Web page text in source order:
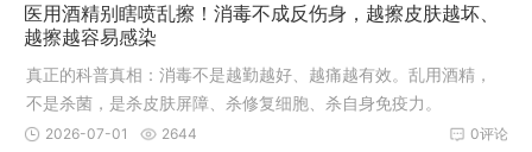
医用酒精别瞎喷乱擦！消毒不成反伤身，越擦皮肤越坏、
越擦越容易感染
真正的科普真相：消毒不是越勤越好、越痛越有效。乱用酒精，
不是杀菌，是杀皮肤屏障、杀修复细胞、杀自身免疫力。
0评论
2026-07-01 2644